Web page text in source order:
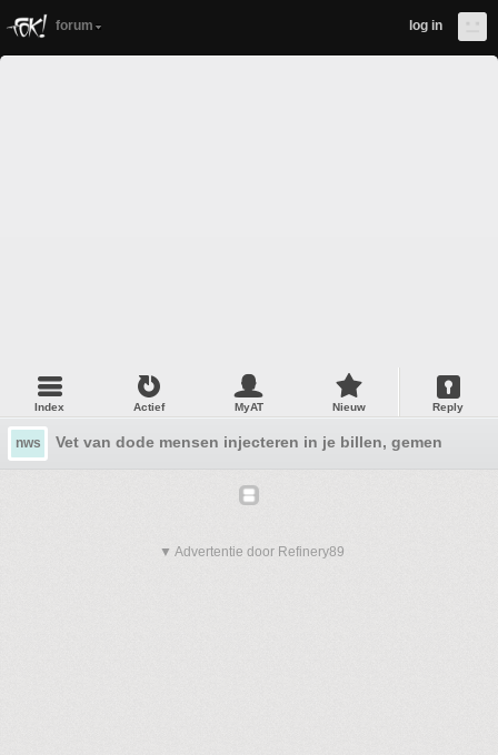
forum log in
Index Actief MyAT Nieuw Reply
nws Vet van dode mensen injecteren in je billen, gemengde
▼ Advertentie door Refinery89